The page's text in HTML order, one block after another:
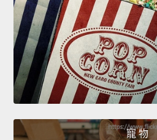
寵 物